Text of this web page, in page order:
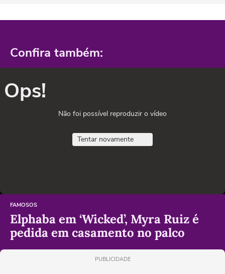
Confira também:
Ops!
Não foi possível reproduzir o vídeo
Tentar novamente
FAMOSOS
Elphaba em ‘Wicked’, Myra Ruiz é
pedida em casamento no palco
PUBLICIDADE